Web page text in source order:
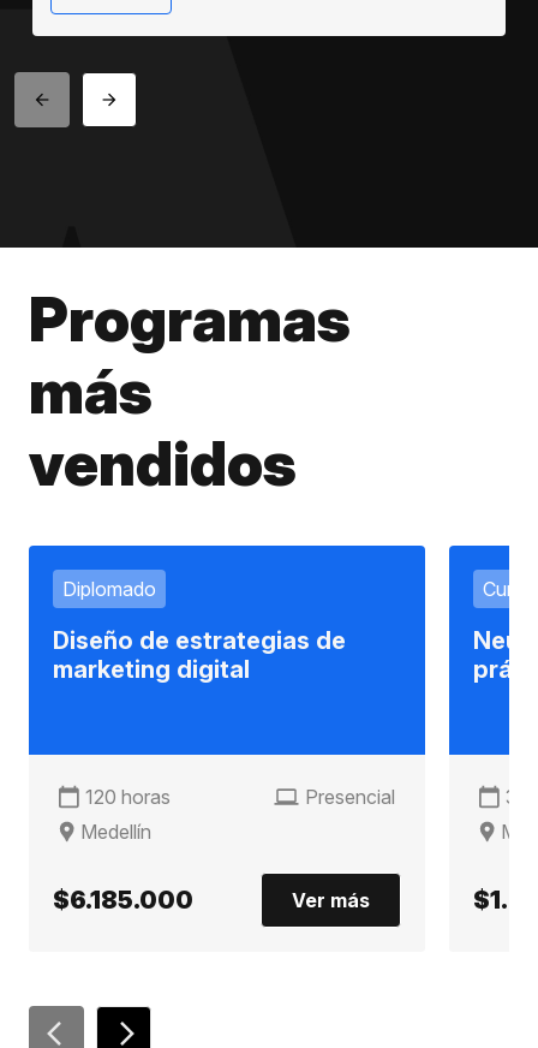
Programas
más
vendidos
Diplomado
Diseño de estrategias de
marketing digital
120 horas
Presencial
Medellín
$6.185.000 Ver más
Curso
32